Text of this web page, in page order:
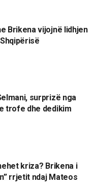
Brikena vijojnë lidhjen
surprizë nga
trofe dhe dedikim
kriza? Brikena i
rrjetit ndaj Mateos